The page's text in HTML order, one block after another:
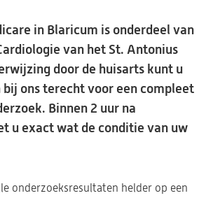
in Blaricum is onderdeel van
van het St. Antonius
door de huisarts kunt u
ons terecht voor een compleet
Binnen 2 uur na
u exact wat de conditie van uw
onderzoeksresultaten helder op een